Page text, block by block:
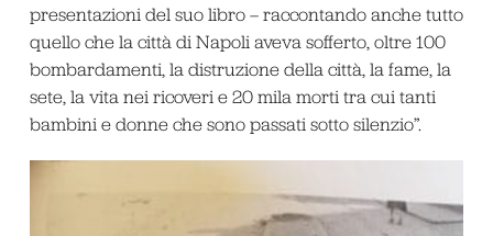
presentazioni del suo libro – raccontando anche tutto
quello che la città di Napoli aveva sofferto, oltre 100
bombardamenti, la distruzione della città, la fame, la
sete, la vita nei ricoveri e 20 mila morti tra cui tanti
bambini e donne che sono passati sotto silenzio”.